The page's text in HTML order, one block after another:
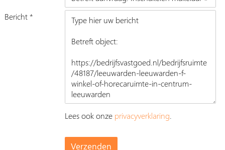
Bericht *
Lees ook onze privacyverklaring